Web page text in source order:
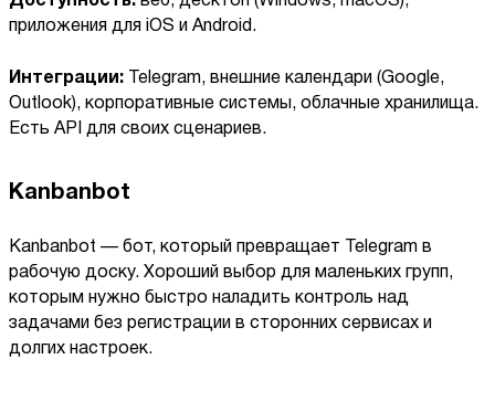
приложения для iOS и Android.
Интеграции: Telegram, внешние календари (Google,
Outlook), корпоративные системы, облачные хранилища.
Есть API для своих сценариев.
Kanbanbot
Kanbanbot — бот, который превращает Telegram в
рабочую доску. Хороший выбор для маленьких групп,
которым нужно быстро наладить контроль над
задачами без регистрации в сторонних сервисах и
долгих настроек.